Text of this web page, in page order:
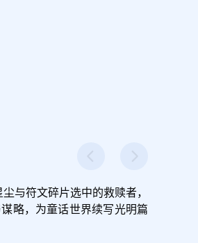
与符文碎片选中的救赎者，
略，为童话世界续写光明篇